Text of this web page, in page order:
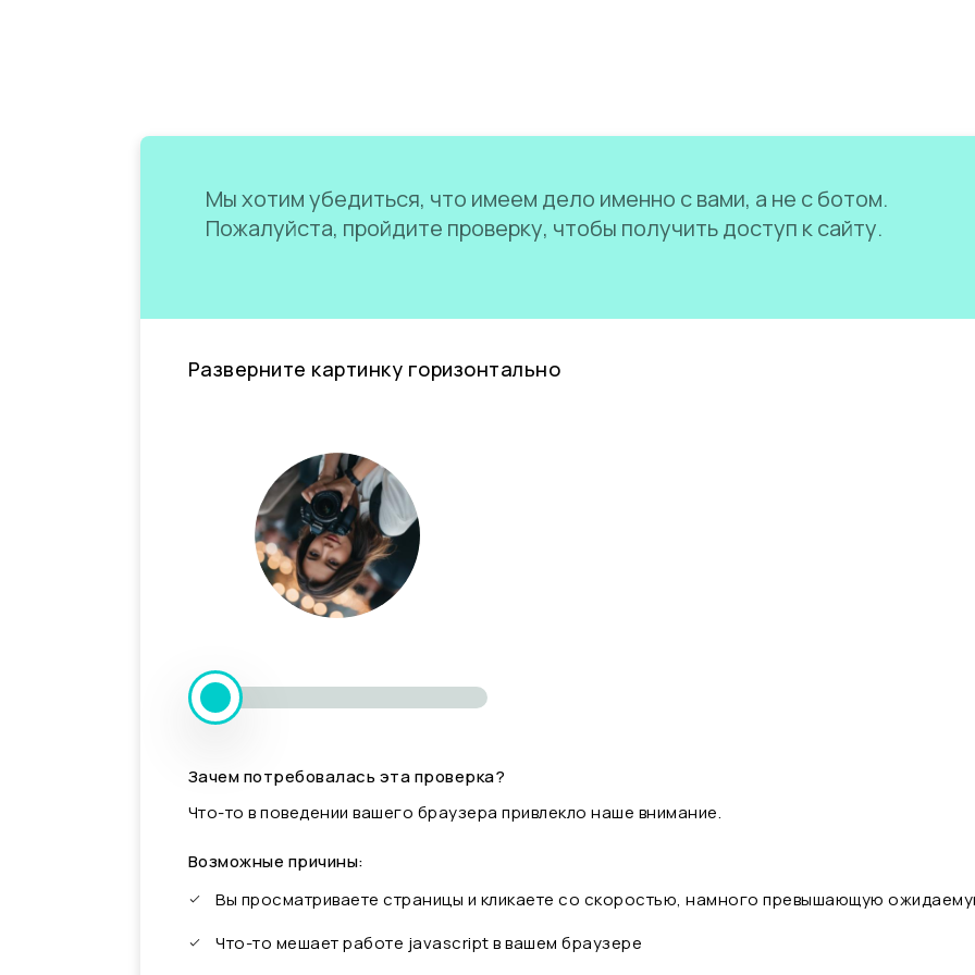
Мы хотим убедиться, что имеем дело именно с вами, а не с ботом.
Пожалуйста, пройдите проверку, чтобы получить доступ к сайту.
Разверните картинку горизонтально
Зачем потребовалась эта проверка?
Что-то в поведении вашего браузера привлекло наше внимание.
Возможные причины:
Вы просматриваете страницы и кликаете со скоростью, намного превышающую
Что-то мешает работе javascript в вашем браузере